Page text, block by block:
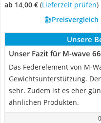
ab 14,00 € (Lieferzeit prüfen)
Unsere
Unser Fazit für M-wave
Das Federelement von M-
Gewichtsunterstützung.
sehr. Zudem ist es eher
ähnlichen Produkten.